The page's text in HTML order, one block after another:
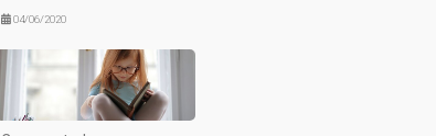
04/06/2020